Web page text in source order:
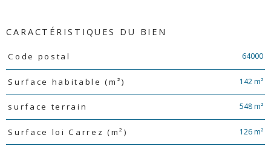
CARACTÉRISTIQUES DU BIEN
Caractéristiques Valeurs
Code postal 64000
Surface habitable (m²) 142 m²
surface terrain 548 m²
Surface loi Carrez (m²) 126 m²